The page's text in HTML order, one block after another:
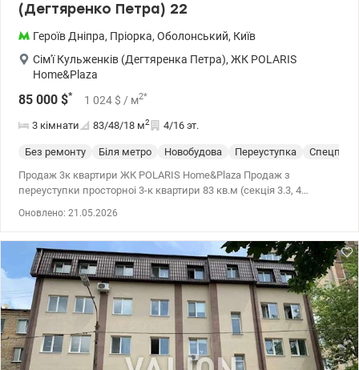
(Дегтяренко Петра) 22
Героїв Дніпра, Пріорка, Оболонський, Київ
Сім'ї Кульженків (Дегтяренка Петра), ЖК POLARIS
Home&Plaza
85 000 $* 1 024 $ / м2*
3 кімнати 83/48/18 м2 4/16 эт.
Без ремонту Біля метро Новобудова Переуступка
Продаж 3к квартири ЖК POLARIS Home&Plaza Продаж з
переуступки просторноі 3-к квартири 83 кв.м (секція 3.3, 4
Кульженків 22 Технологія будівництва – монолітно-каркасна,
стіни – цегла, утеплення – мінеральна вата. Паркінг на 700
місць. Власна інфраструктура - супермаркет та торгові площі на 1
поверсі. Зручна транспортна розвязка - метро - Героїв Дніпра,
Оболонь, Мінська - 15 хвилин на авто. 044 200 10 80
Valion.ua/1132297
Оновлено: 21.05.2026